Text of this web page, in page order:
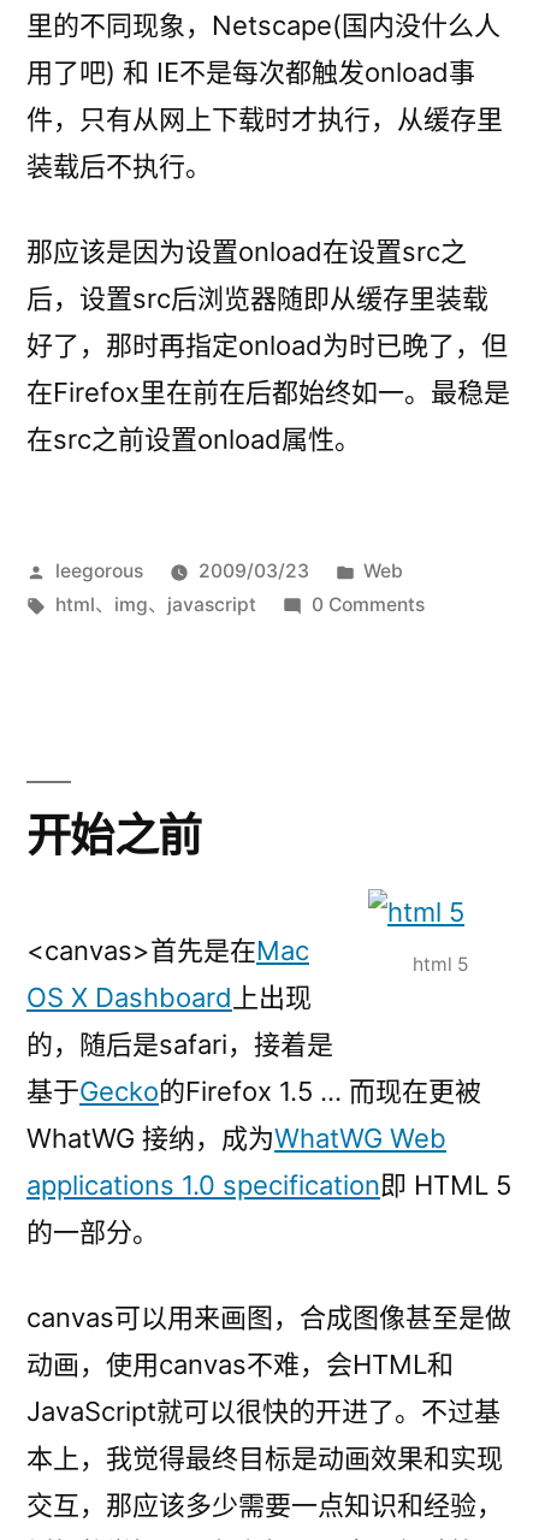
里的不同现象，Netscape(国内没什么人
用了吧) 和 IE不是每次都触发onload事
件，只有从网上下载时才执行，从缓存里
装载后不执行。
那应该是因为设置onload在设置src之
后，设置src后浏览器随即从缓存里装载
好了，那时再指定onload为时已晚了，但
在Firefox里在前在后都始终如一。最稳是
在src之前设置onload属性。
发
布
leegorous 2009/03/23
发
布
Web
标
html、 img、 javascript 0 Comments
开始之前
html 5
<canvas>首先是在Mac
OS X Dashboard 上出现
的，随后是safari，接着是
基于Gecko的Firefox 1.5 … 而现在更被
WhatWG 接纳，成为WhatWG Web
applications 1.0 specification即 HTML 5
的一部分。
canvas可以用来画图，合成图像甚至是做
动画，使用canvas不难，会HTML和
JavaScript就可以很快的开进了。不过基
本上，我觉得最终目标是动画效果和实现
交互，那应该多少需要一点知识和经验，